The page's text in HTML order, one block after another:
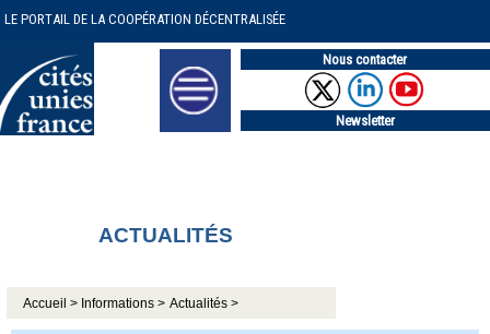
LE PORTAIL DE LA COOPÉRATION DÉCENTRALISÉE
Nous contacter
Newsletter
ACTUALITÉS
Accueil > Informations > Actualités >